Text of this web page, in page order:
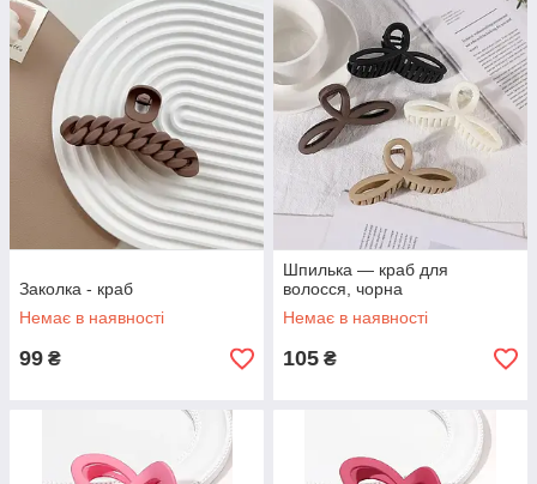
Заколка - краб
Немає в наявності
99 ₴
Шпилька — краб для
волосся, чорна
Немає в наявності
105 ₴